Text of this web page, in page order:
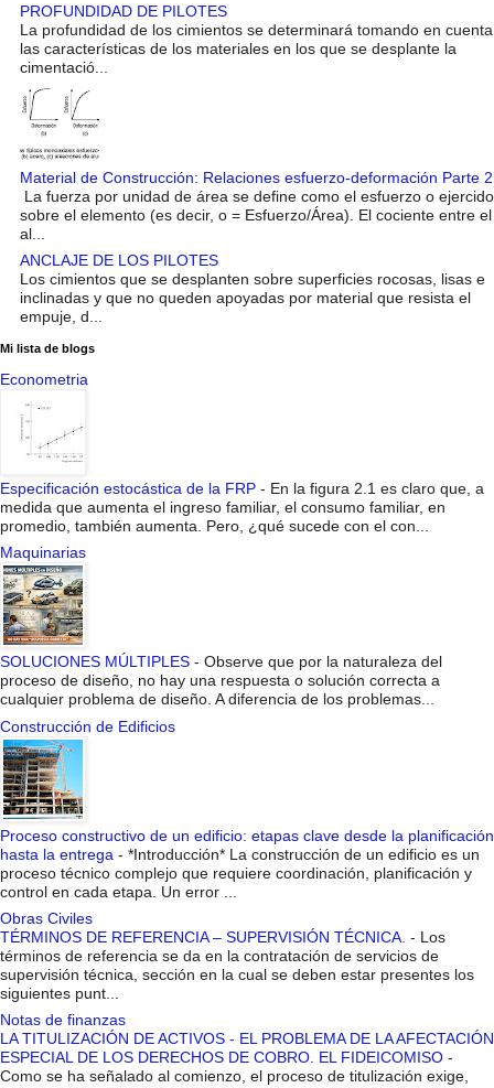
PROFUNDIDAD DE PILOTES
La profundidad de los cimientos se determinará tomando en cuenta
las características de los materiales en los que se desplante la
cimentació...
Material de Construcción: Relaciones esfuerzo-deformación Parte 2
La fuerza por unidad de área se define como el esfuerzo o ejercido
sobre el elemento (es decir, o = Esfuerzo/Área). El cociente entre el
al...
ANCLAJE DE LOS PILOTES
Los cimientos que se desplanten sobre superficies rocosas, lisas e
inclinadas y que no queden apoyadas por material que resista el
empuje, d...
Mi lista de blogs
Econometria
Especificación estocástica de la FRP - En la figura 2.1 es claro que, a
medida que aumenta el ingreso familiar, el consumo familiar, en
promedio, también aumenta. Pero, ¿qué sucede con el con...
Maquinarias
SOLUCIONES MÚLTIPLES - Observe que por la naturaleza del
proceso de diseño, no hay una respuesta o solución correcta a
cualquier problema de diseño. A diferencia de los problemas...
Construcción de Edificios
Proceso constructivo de un edificio: etapas clave desde la planificación
hasta la entrega - *Introducción* La construcción de un edificio es un
proceso técnico complejo que requiere coordinación, planificación y
control en cada etapa. Un error ...
Obras Civiles
TÉRMINOS DE REFERENCIA – SUPERVISIÓN TÉCNICA. - Los
términos de referencia se da en la contratación de servicios de
supervisión técnica, sección en la cual se deben estar presentes los
siguientes punt...
Notas de finanzas
LA TITULIZACIÓN DE ACTIVOS - EL PROBLEMA DE LA AFECTACIÓN
ESPECIAL DE LOS DERECHOS DE COBRO. EL FIDEICOMISO -
Como se ha señalado al comienzo, el proceso de titulización exige,